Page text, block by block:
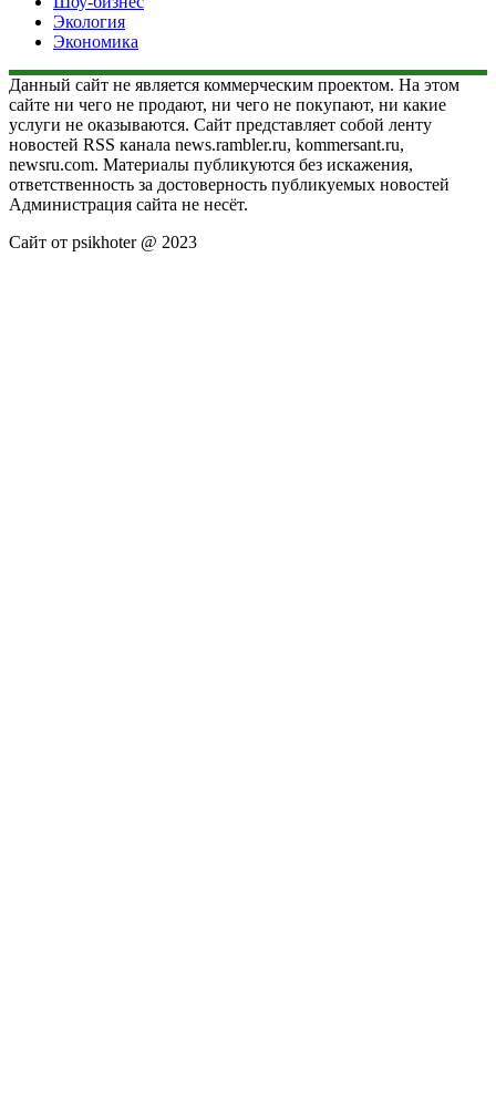
Экология
Экономика
Данный сайт не является коммерческим проектом. На этом
сайте ни чего не продают, ни чего не покупают, ни какие
услуги не оказываются. Сайт представляет собой ленту
новостей RSS канала news.rambler.ru, kommersant.ru,
newsru.com. Материалы публикуются без искажения,
ответственность за достоверность публикуемых новостей
Администрация сайта не несёт.
Сайт от psikhoter @ 2023